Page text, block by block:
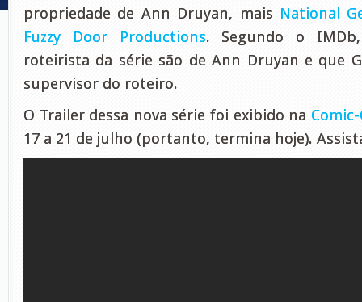
propriedade de Ann Druyan, mais National
Fuzzy Door Productions. Segundo o
roteirista da série são de Ann Druyan e que
supervisor do roteiro.
O Trailer dessa nova série foi exibido na
17 a 21 de julho (portanto, termina hoje).